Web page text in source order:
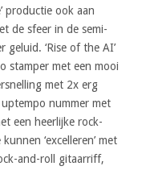
productie ook aan
de sfeer in de semi-
‘Rise of the AI’
stamper met een mooi
met 2x erg
nummer met
een heerlijke rock-
‘excelleren’ met
and-roll gitaarriff,